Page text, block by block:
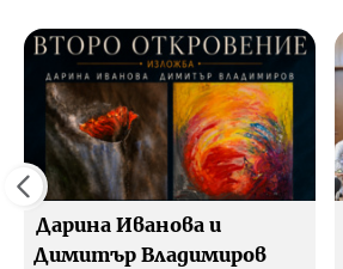
Дарина Иванова и
Димитър Владимиров